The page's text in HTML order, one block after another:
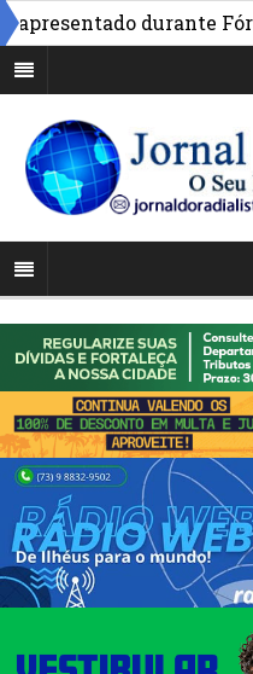
durante